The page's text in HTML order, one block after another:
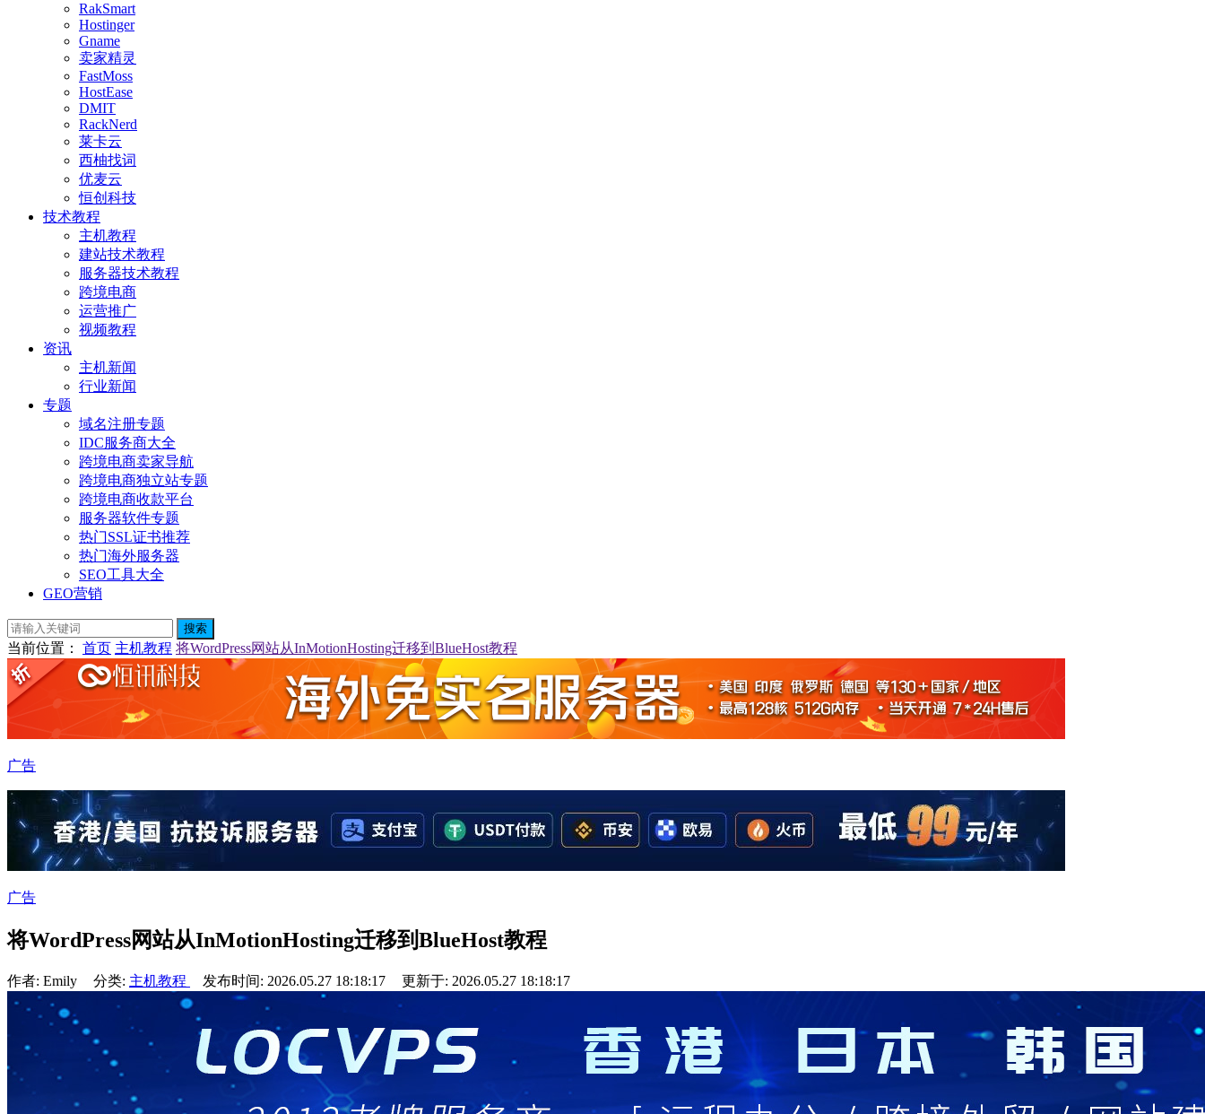
RakSmart
Hostinger
Gname
卖家精灵
FastMoss
HostEase
DMIT
RackNerd
莱卡云
西柚找词
优麦云
恒创科技
技术教程
主机教程
建站技术教程
服务器技术教程
跨境电商
运营推广
视频教程
资讯
主机新闻
行业新闻
专题
域名注册专题
IDC服务商大全
跨境电商卖家导航
跨境电商独立站专题
跨境电商收款平台
服务器软件专题
热门SSL证书推荐
热门海外服务器
SEO工具大全
GEO营销
搜索
当前位置 ： 首页 主机教程 将WordPress网站从InMotionHosting迁移到BlueHost教程
广告
广告
将WordPress网站从InMotionHosting迁移到BlueHost教程
作者: Emily 分类: 主机教程 发布时间: 2026.05.27 18:18:17 更新于: 2026.05.27 18:18:17